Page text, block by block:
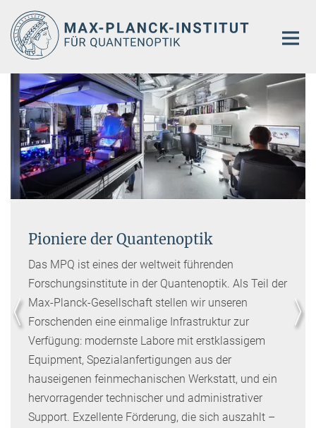
Hauptinhalt
Pioniere der Quantenoptik
Das MPQ ist eines der weltweit führenden
Forschungsinstitute in der Quantenoptik. Als Teil der
Max-Planck-Gesellschaft stellen wir unseren
Forschenden eine einmalige Infrastruktur zur
Verfügung: modernste Labore mit erstklassigem
Equipment, Spezialanfertigungen aus der
hauseigenen feinmechanischen Werkstatt, und ein
hervorragender technischer und administrativer
Support. Exzellente Förderung, die sich auszahlt –